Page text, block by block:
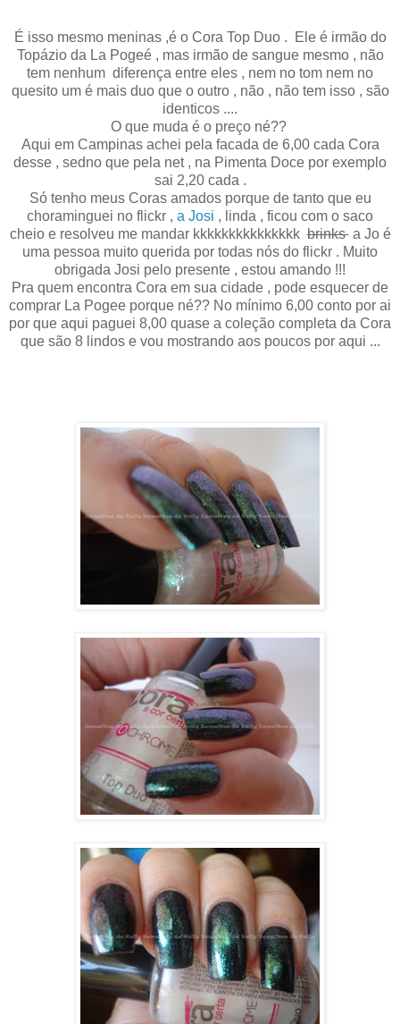
É isso mesmo meninas ,é o Cora Top Duo . Ele é irmão do
Topázio da La Pogeé , mas irmão de sangue mesmo , não
tem nenhum diferença entre eles , nem no tom nem no
quesito um é mais duo que o outro , não , não tem isso , são
identicos ....
O que muda é o preço né??
Aqui em Campinas achei pela facada de 6,00 cada Cora
desse , sedno que pela net , na Pimenta Doce por exemplo
sai 2,20 cada .
Só tenho meus Coras amados porque de tanto que eu
choraminguei no flickr , a Josi , linda , ficou com o saco
cheio e resolveu me mandar kkkkkkkkkkkkkkkbrinksa Jo é
uma pessoa muito querida por todas nós do flickr . Muito
obrigada Josi pelo presente , estou amando !!!
Pra quem encontra Cora em sua cidade , pode esquecer de
comprar La Pogee porque né?? No mínimo 6,00 conto por ai
por que aqui paguei 8,00 quase a coleção completa da Cora
que são 8 lindos e vou mostrando aos poucos por aqui ...